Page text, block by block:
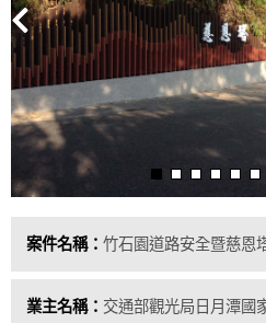
案件名稱：竹石園道路安全暨慈恩
業主名稱： 交通部觀光局日月潭國